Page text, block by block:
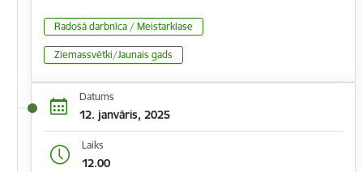
Radošā darbnīca / Meistarklase
Ziemassvētki/Jaunais gads
Datums
12. janvāris, 2025
Laiks
12.00